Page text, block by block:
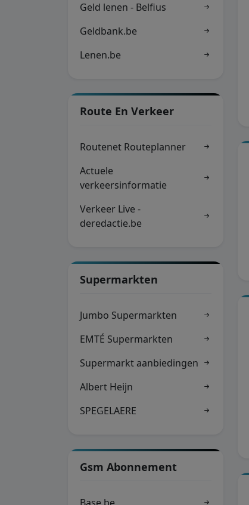
Geld lenen - Belfius
Geldbank.be
Lenen.be
Route En Verkeer
Routenet Routeplanner
Actuele
verkeersinformatie
Verkeer Live -
deredactie.be
Supermarkten
Jumbo Supermarkten
EMTÉ Supermarkten
Supermarkt aanbiedingen
Albert Heijn
SPEGELAERE
Gsm Abonnement